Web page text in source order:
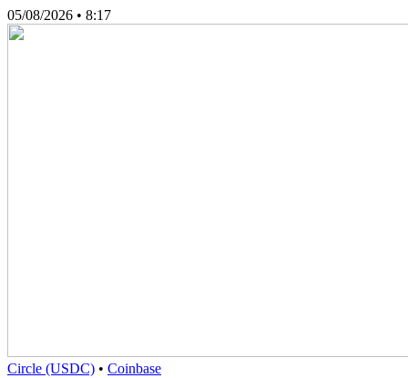
05/08/2026 • 8:17
Circle (USDC) • Coinbase